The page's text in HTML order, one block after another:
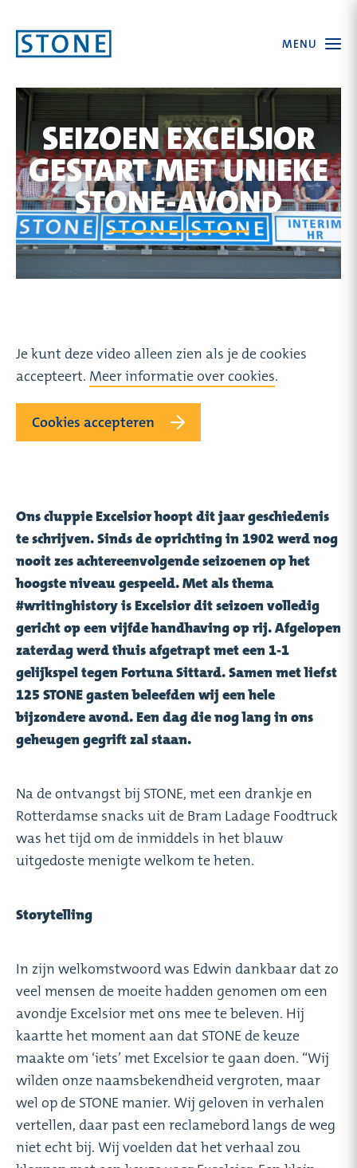
Ga
naar
Open
the
MENU
SEIZOEN EXCELSIOR
GESTART MET UNIEKE
STONE-AVOND
Je kunt deze video alleen zien als je de cookies
accepteert. Meer informatie over cookies.
Cookies accepteren
Ons cluppie Excelsior hoopt dit jaar geschiedenis
te schrijven. Sinds de oprichting in 1902 werd nog
nooit zes achtereenvolgende seizoenen op het
hoogste niveau gespeeld. Met als thema
#writinghistory is Excelsior dit seizoen volledig
gericht op een vijfde handhaving op rij. Afgelopen
zaterdag werd thuis afgetrapt met een 1-1
gelijkspel tegen Fortuna Sittard. Samen met liefst
125 STONE gasten beleefden wij een hele
bijzondere avond. Een dag die nog lang in ons
geheugen gegrift zal staan.
Na de ontvangst bij STONE, met een drankje en
Rotterdamse snacks uit de Bram Ladage Foodtruck
was het tijd om de inmiddels in het blauw
uitgedoste menigte welkom te heten.
Storytelling
In zijn welkomstwoord was Edwin dankbaar dat zo
veel mensen de moeite hadden genomen om een
avondje Excelsior met ons mee te beleven. Hij
kaartte het moment aan dat STONE de keuze
maakte om ‘iets’ met Excelsior te gaan doen. “Wij
wilden onze naamsbekendheid vergroten, maar
wel op de STONE manier. Wij geloven in verhalen
vertellen, daar past een reclamebord langs de weg
niet echt bij. Wij voelden dat het verhaal zou